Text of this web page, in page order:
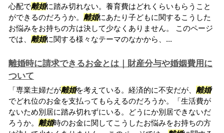
心配で離婚に踏み切れない。養育費はどれくらいもらうこと
ができるのだろうか。 離婚にあたり子どもに関するこうした
お悩みをお持ちの方は決して少なくありません。 このページ
では、 離婚に関する様々なテーマのなかから、...
離婚時に請求できるお金とは｜財産分与や婚姻費用に
ついて
「専業主婦だが離婚を考えている。経済的に不安だが、 離婚
でどれ位のお金を支払ってもらえるのだろうか。「生活費が
ないため別居に踏み切れずにいる。どうにか別居できないだ
ろうか。 離婚時のお金に関してこうしたお悩みをお持ちの方